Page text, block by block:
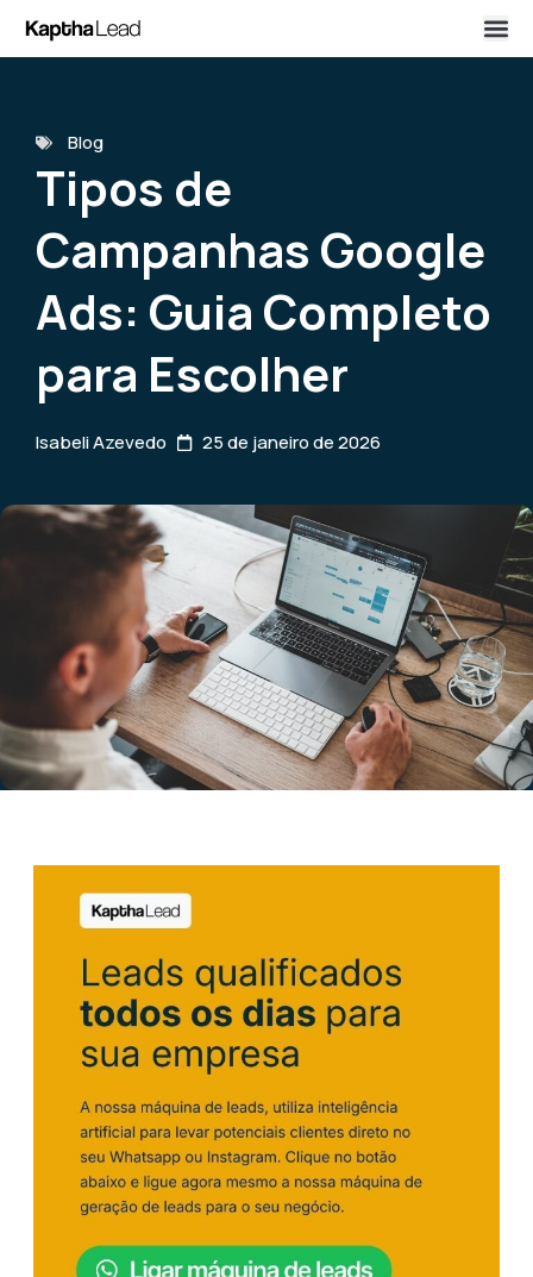
Blog
Tipos de
Campanhas Google
Ads: Guia Completo
para Escolher
Isabeli Azevedo 25 de janeiro de 2026